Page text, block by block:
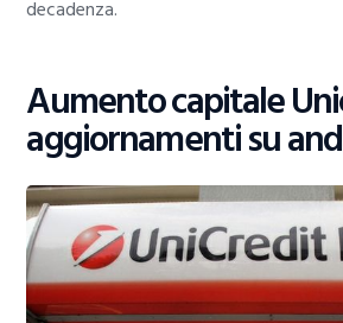
decadenza.
Aumento capitale
aggiornamenti su